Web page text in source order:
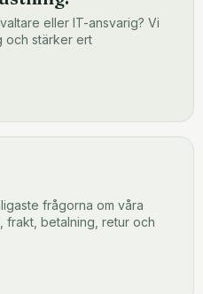
eller IT-ansvarig? Vi
och stärker ert
frågorna om våra
frakt, betalning, retur och